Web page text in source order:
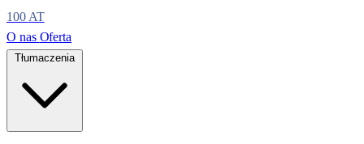
100 AT
O nas Oferta
Tłumaczenia